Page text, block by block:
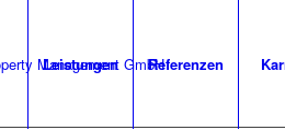
Leistungen Referenzen